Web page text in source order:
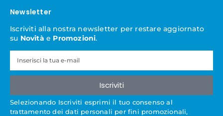
Newsletter
Iscriviti alla nostra newsletter per restare aggiornato
su Novità e Promozioni.
Iscriviti
Selezionando Iscriviti esprimi il tuo consenso al
trattamento dei dati personali per fini promozionali,